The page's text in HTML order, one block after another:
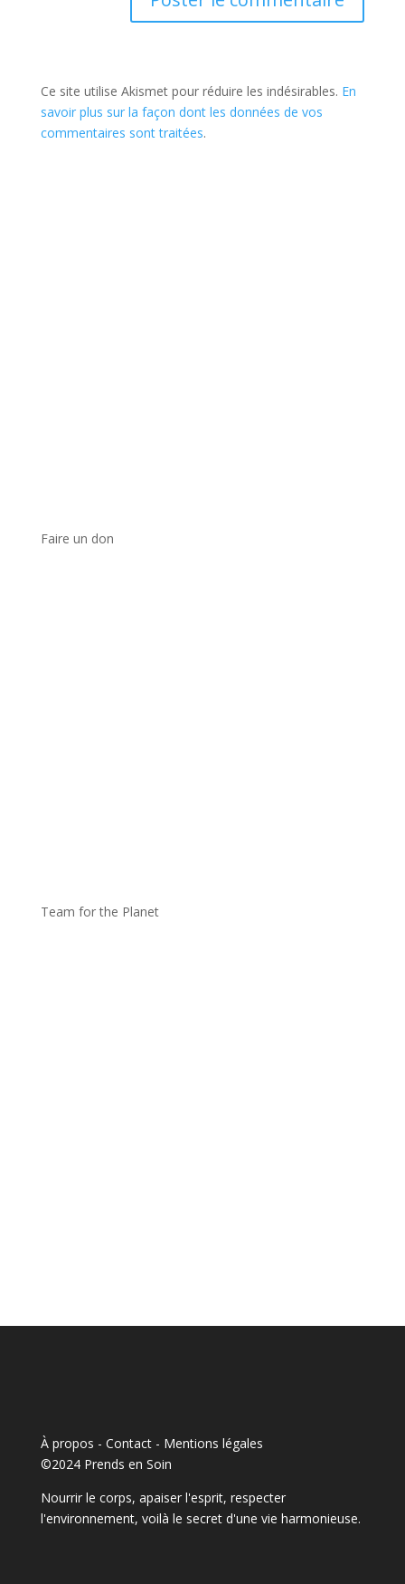
Ce site utilise Akismet pour réduire les indésirables. En
savoir plus sur la façon dont les données de vos
commentaires sont traitées.
Faire un don
Team for the Planet
À propos - Contact- Mentions légales
©2024 Prends en Soin
Nourrir le corps, apaiser l'esprit, respecter
l'environnement, voilà le secret d'une vie harmonieuse.